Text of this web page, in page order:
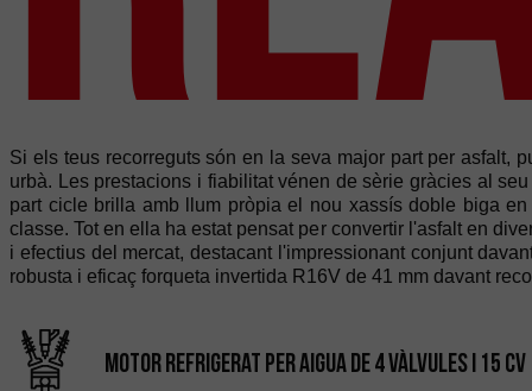
Si els teus recorreguts són en la seva major part per asfalt,
urbà. Les prestacions i fiabilitat vénen de sèrie gràcies al
part cicle brilla amb llum pròpia el nou xassís doble biga
classe. Tot en ella ha estat pensat per convertir l'asfalt en
i efectius del mercat, destacant l'impressionant conjunt
robusta i eficaç forqueta invertida R16V de 41 mm davant
Motor refrigerat per aigua de 4 vàlvules i 15 cv